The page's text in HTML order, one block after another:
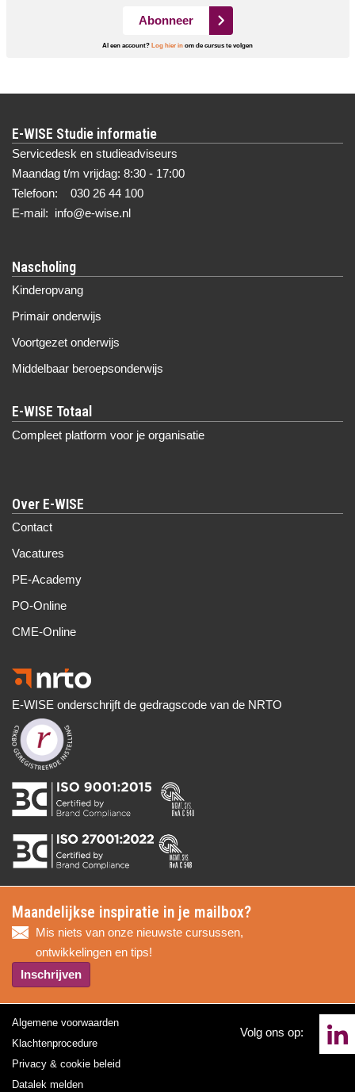
Abonneer
Al een account? Log hier in om de cursus te volgen
E-WISE Studie informatie
Servicedesk en studieadviseurs
Maandag t/m vrijdag: 8:30 - 17:00
Telefoon: 030 26 44 100
E-mail: info@e-wise.nl
Nascholing
Kinderopvang
Primair onderwijs
Voortgezet onderwijs
Middelbaar beroepsonderwijs
Compleet platform voor je organisatie
Over E-WISE
Contact
Vacatures
PE-Academy
PO-Online
CME-Online
E-WISE onderschrijft de gedragscode van de NRTO
Maandelijkse inspiratie in je mailbox?
Mis niets van onze nieuwste cursussen,
ontwikkelingen en tips!
Inschrijven
Algemene voorwaarden
Klachtenprocedure
Privacy & cookie beleid
Datalek melden
Volg ons op: